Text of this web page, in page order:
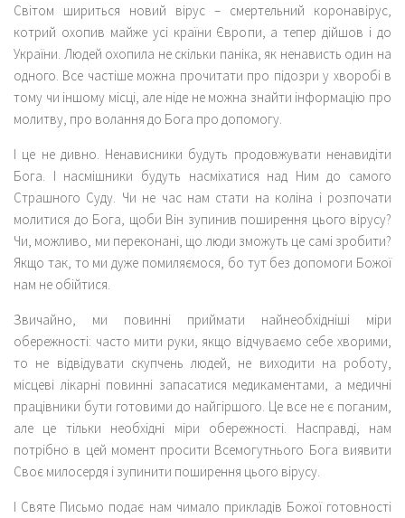
Світом шириться новий вірус – смертельний коронавірус,
котрий охопив майже усі країни Європи, а тепер дійшов і до
України. Людей охопила не скільки паніка, як ненависть один на
одного. Все частіше можна прочитати про підозри у хворобі в
тому чи іншому місці, але ніде не можна знайти інформацію про
молитву, про волання до Бога про допомогу.
І це не дивно. Ненависники будуть продовжувати ненавидіти
Бога. І насмішники будуть насміхатися над Ним до самого
Страшного Суду. Чи не час нам стати на коліна і розпочати
молитися до Бога, щоби Він зупинив поширення цього вірусу?
Чи, можливо, ми переконані, що люди зможуть це самі зробити?
Якщо так, то ми дуже помиляємося, бо тут без допомоги Божої
нам не обійтися.
Звичайно, ми повинні приймати найнеобхідніші міри
обережності: часто мити руки, якщо відчуваємо себе хворими,
то не відвідувати скупчень людей, не виходити на роботу,
місцеві лікарні повинні запасатися медикаментами, а медичні
працівники бути готовими до найгіршого. Це все не є поганим,
але це тільки необхідні міри обережності. Насправді, нам
потрібно в цей момент просити Всемогутнього Бога виявити
Своє милосердя і зупинити поширення цього вірусу.
І Святе Письмо подає нам чимало прикладів Божої готовності